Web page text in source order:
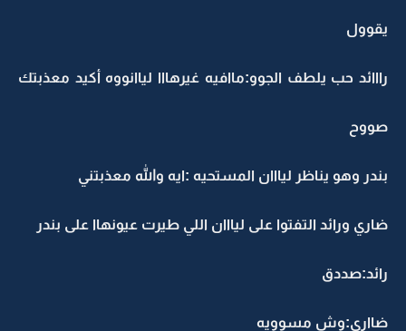
يقوول
رااائد حب يلطف الجوو:ماافيه غيرهااا لياانووه أكيد معذبتك
صووح
بندر وهو يناظر ليااان المستحيه :ايه والله معذبتني
ضاري ورائد التفتوا على ليااان اللي طيرت عيونهاا على بندر
رائد:صددق
ضااري:وش مسوويه